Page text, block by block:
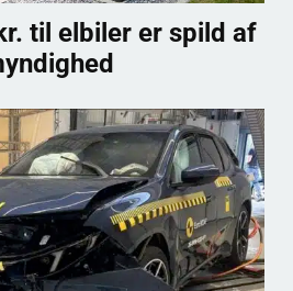
til elbiler er spild af